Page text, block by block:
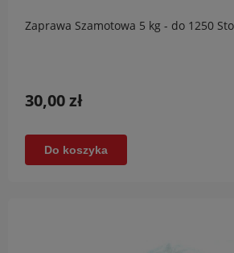
Zaprawa Szamotowa 5 kg - do 1250
30,00 zł
Do koszyka